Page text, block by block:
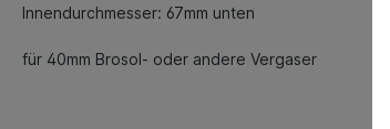
Innendurchmesser: 67mm unten
für 40mm Brosol- oder andere Vergaser